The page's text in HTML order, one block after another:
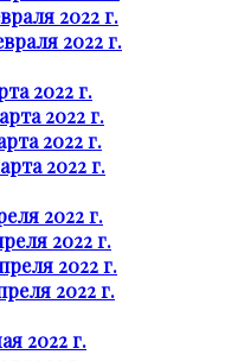
2022 г.
2022 г.
2022 г.
2022 г.
2022 г.
2022 г.
2022 г.
2022 г.
2022 г.
2022 г.
2022 г.